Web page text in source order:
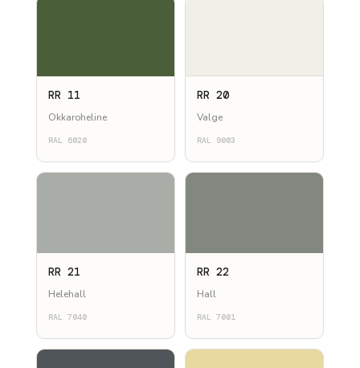
RR 11
Okkaroheline
RAL 6020
RR 20
Valge
RAL 9003
RR 21
Helehall
RAL 7040
RR 22
Hall
RAL 7001